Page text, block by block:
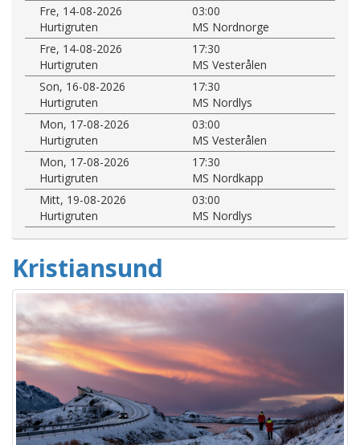
Fre, 14-08-2026
03:00
Hurtigruten
MS Nordnorge
Fre, 14-08-2026
17:30
Hurtigruten
MS Vesterålen
Son, 16-08-2026
17:30
Hurtigruten
MS Nordlys
Mon, 17-08-2026
03:00
Hurtigruten
MS Vesterålen
Mon, 17-08-2026
17:30
Hurtigruten
MS Nordkapp
Mitt, 19-08-2026
03:00
Hurtigruten
MS Nordlys
Kristiansund